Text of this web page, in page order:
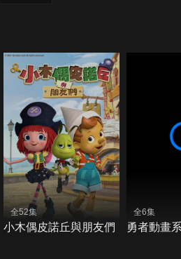
全52集
小木偶皮諾丘與朋友們
全6集
勇者動畫